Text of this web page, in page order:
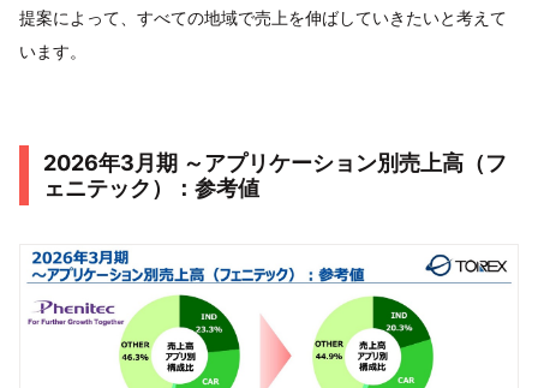
提案によって、すべての地域で売上を伸ばしていきたいと考えて
います。
2026年3月期 ～アプリケーション別売上高（フ
ェニテック）：参考値